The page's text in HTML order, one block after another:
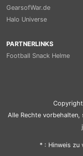
GearsofWar.de
Halo Universe
PARTNERLINKS
Football Snack Helme
Alle Rechte vorbehalten,
* : Hinweis zu